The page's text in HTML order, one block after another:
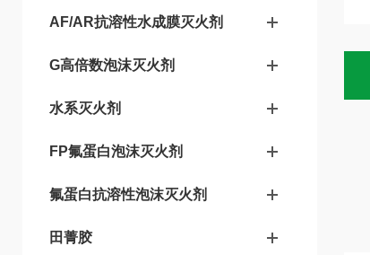
AF/AR抗溶性水成膜灭火剂
G高倍数泡沫灭火剂
水系灭火剂
FP氟蛋白泡沫灭火剂
氟蛋白抗溶性泡沫灭火剂
田菁胶